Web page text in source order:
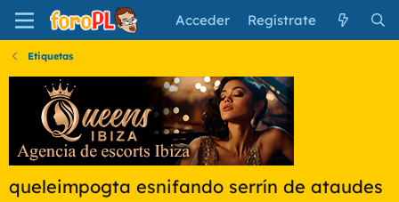
Acceder Regístrate
Etiquetas
queleimpogta esnifando serrín de ataudes